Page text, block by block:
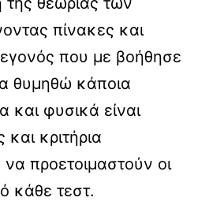
πίνακες και
που με βοήθησε
θυμηθώ κάποια
και φυσικά είναι
κριτήρια
να προετοιμαστούν οι
κάθε τεστ.